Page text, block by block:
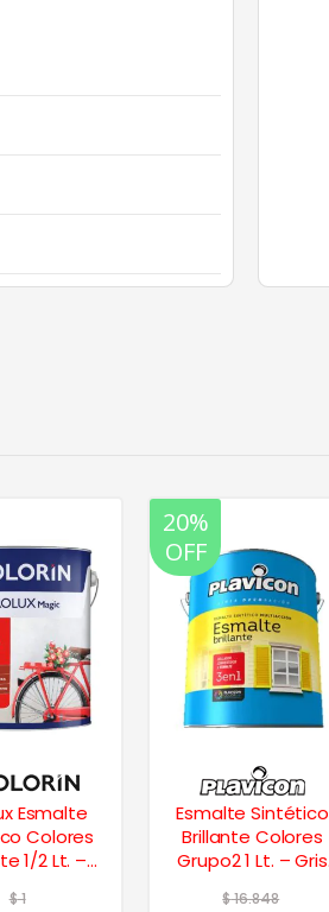
Esmalte
Colores
1/2 Lt. –
$1
20%
OFF
Esmalte Sintético
Brillante Colores
Grupo2 1 Lt. – Gris
$16.848